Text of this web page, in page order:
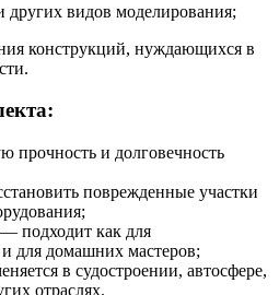
других видов моделирования;
конструкций, нуждающихся в
прочность и долговечность
поврежденные участки
подходит как для
для домашних мастеров;
в судостроении, автосфере,
отраслях.